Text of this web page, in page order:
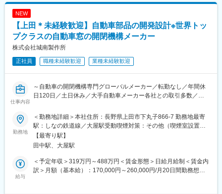
・当社は航空宇宙、自動車、電気電子通信、IT情報、エネルギー
分野などの業界約300社の大手メーカーに技術を提供。
・まだ世に出ていない新製品の開発など様々なプロジェクトに参
画し、創業から60年、日本のモノづくりを支え続けています。
・試作～資材調達～開発設計～製造（自社工場）とワンストップ
でお客様のご要望に対応できることが最大の強み。
変更の範囲：会社の定める業務
条件の設定
実行
・解析結果のデータ集計、考察、およびシミュレーション報告書
の作成
・顧客（グループ内外）との技術的な打ち合わせ、および解析要
件の確認
・CAD、メッシャー：NX、I-DEAS、HyperMeshなど
・ソルバー：Abaqus、LS-DYNA、Ansysなど
・先端をゆく技術が求められる場に身をおくエンジニアのため
「A-LABO」という独自の育成機関・施設を用意し、知識・スキル
面の成長をバックアップ。基礎研修をはじめ、スキルアップ、キ
ャリアアップセミナー、エンジニア交流などを行えるスペースで
・成長に合わせて新しいものを生み出す企画力、人を動かすプレ
ゼン力、リーダー・マネージャークラスの育成など、テクニカル×
NEW
【上田＊未経験歓迎】自動車部品の開発設計※世界トッ
プクラスの自動車窓の開閉機構メーカー
株式会社城南製作所
正社員 職種未経験歓迎 業種未経験歓迎
仕事内容
～自動車の開閉機構専門グローバルメーカー／転勤なし／年間休
日120日／土日休み／大手自動車メーカー各社との取引多数／国
■業務内容：
・自動車部品（レギュレーター、ロック等）の開発及び設計
・3次元CADを使用したモデル作成、図面化
・CAE解析による妥当性の検証 等
■業務の魅力：
勤務地
＜勤務地詳細＞本社住所：長野県上田市下丸子866-7 勤務地最寄
駅：しなの鉄道線／大屋駅受動喫煙対策：その他（喫煙室設置）
変更の範囲：会社の定める事業所
【最寄り駅】
田中駅、大屋駅
給与
＜予定年収＞319万円～488万円＜賃金形態＞日給月給制＜賃金内
訳＞月額（基本給）：170,000円～260,000円/月20日間勤務想定